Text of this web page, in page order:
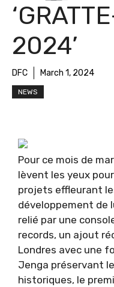
2024’
DFC March 1, 2024
NEWS
Pour ce mois de
lèvent les yeux
projets effleurant
développement de
relié par une
records, un ajout
Londres avec une
Jenga préservant
historiques, le